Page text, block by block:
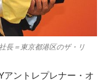
長＝東京都港区のザ・リ
ントレプレナー・オ